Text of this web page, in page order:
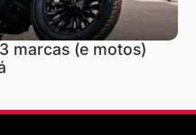
marcas (e motos)